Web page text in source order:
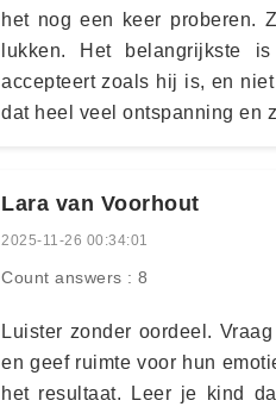
het nog een keer proberen.
lukken. Het belangrijkste
accepteert zoals hij is, en
dat heel veel ontspanning en
Lara van Voorhout
2025-11-26 00:34:01
Count answers : 8
Luister zonder oordeel.
en geef ruimte voor hun
het resultaat. Leer je kind